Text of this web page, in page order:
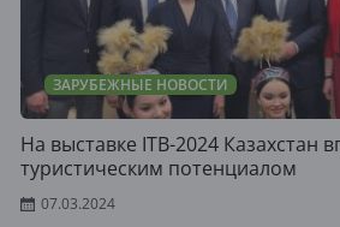
ЗАРУБЕЖНЫЕ НОВОСТИ
На выставке ITB-2024 Казахстан
туристическим потенциалом
07.03.2024